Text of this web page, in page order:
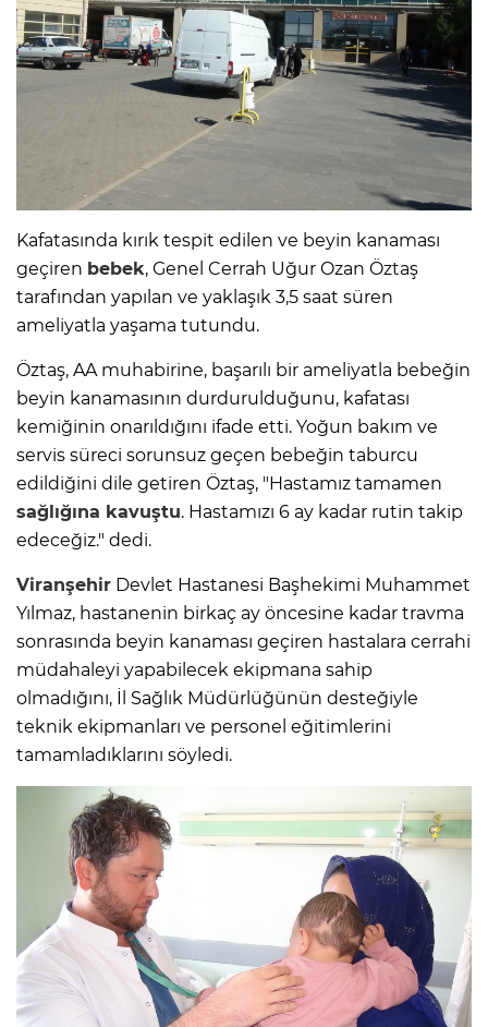
Kafatasında kırık tespit edilen ve beyin kanaması
geçiren bebek, Genel Cerrah Uğur Ozan Öztaş
tarafından yapılan ve yaklaşık 3,5 saat süren
ameliyatla yaşama tutundu.
Öztaş, AA muhabirine, başarılı bir ameliyatla bebeğin
beyin kanamasının durdurulduğunu, kafatası
kemiğinin onarıldığını ifade etti. Yoğun bakım ve
servis süreci sorunsuz geçen bebeğin taburcu
edildiğini dile getiren Öztaş, "Hastamız tamamen
sağlığına kavuştu. Hastamızı 6 ay kadar rutin takip
edeceğiz." dedi.
Viranşehir Devlet Hastanesi Başhekimi Muhammet
Yılmaz, hastanenin birkaç ay öncesine kadar travma
sonrasında beyin kanaması geçiren hastalara cerrahi
müdahaleyi yapabilecek ekipmana sahip
olmadığını, İl Sağlık Müdürlüğünün desteğiyle
teknik ekipmanları ve personel eğitimlerini
tamamladıklarını söyledi.